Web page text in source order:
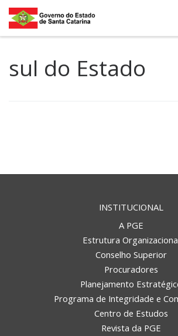
Skip to content
sul do Estado
INSTITUCIONAL
A PGE
Estrutura
Conselho Superior
Procuradores
Planejamento
Programa de Integridade e
Centro de Estudos
Revista da PGE